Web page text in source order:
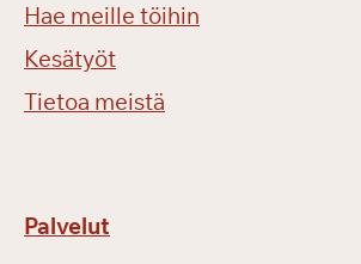
Hae meille töihin
Kesätyöt
Tietoa meistä
Palvelut